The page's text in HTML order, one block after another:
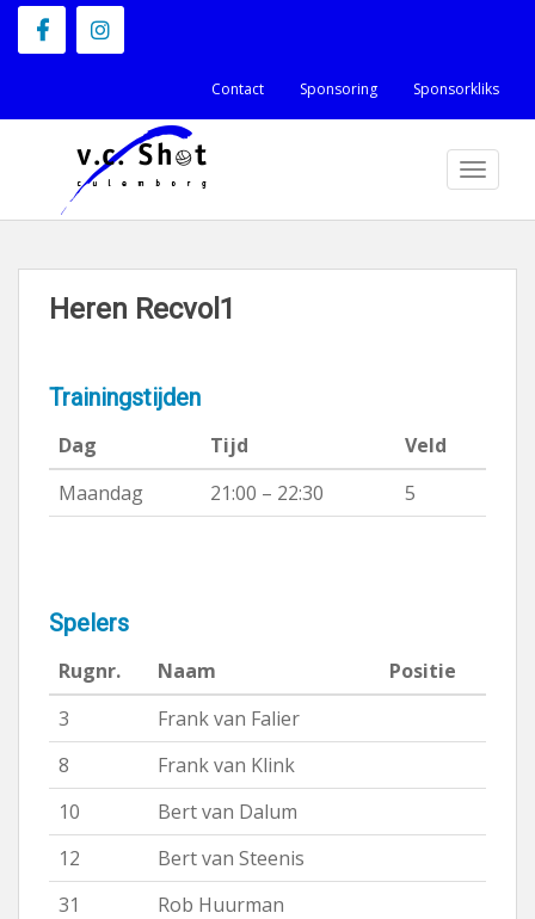
Contact Sponsoring Sponsorkliks
Heren Recvol1
Trainingstijden
Dag Tijd
Veld
Maandag
21:00 – 22:30 5
Spelers
Rugnr. Naam
Positie
3
Frank van Falier
8
Frank van Klink
10
Bert van Dalum
12
Bert van Steenis
31
Rob Huurman